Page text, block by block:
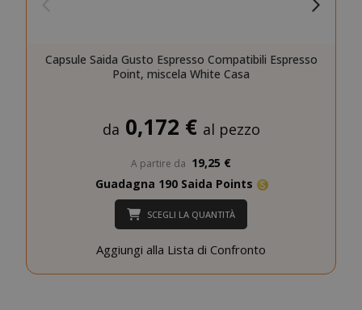
Capsule Saida Gusto Espresso Compatibili Espresso
Point, miscela White Casa
da 0,172 € al pezzo
A partire da 19,25 €
Guadagna 190 Saida Points
SCEGLI LA QUANTITÀ
Aggiungi alla Lista di Confronto
CookieScriptConsent
Google
Privacy Policy